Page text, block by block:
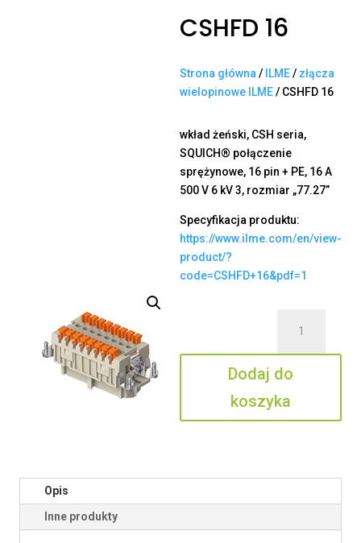
CSHFD 16
Strona główna / ILME/ złącza
wielopinowe ILME/ CSHFD 16
wkład żeński, CSH seria,
SQUICH® połączenie
sprężynowe, 16 pin + PE, 16 A
500 V 6 kV 3, rozmiar „77.27”
Specyfikacja produktu:
https://www.ilme.com/en/view-
product/?
code=CSHFD+16&pdf=1
CSHFD
16
Dodaj do
koszyka
Opis
Inne produkty